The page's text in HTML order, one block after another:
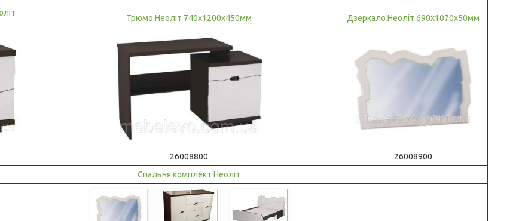
Трюмо Неоліт 740х1200х450мм Дзеркало Неоліт 690х1070х50мм
26008800
26008900
Спальня комплект Неоліт